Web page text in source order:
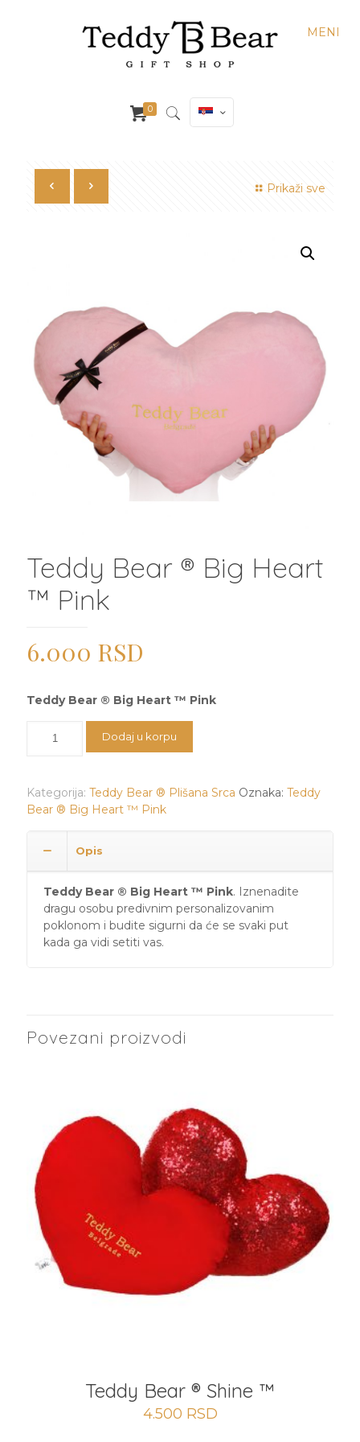
MENI
0
Prikaži sve
Teddy Bear ® Big Heart
™ Pink
6.000 RSD
Teddy Bear ® Big Heart ™ Pink
Bear
Heart
™
količina
Dodaj u korpu
Kategorija: Teddy Bear ® Plišana Srca Oznaka: Teddy
Bear ® Big Heart ™ Pink
Opis
Teddy Bear ® Big Heart ™ Pink. Iznenadite
dragu osobu predivnim personalizovanim
poklonom i budite sigurni da će se svaki put
kada ga vidi setiti vas.
Povezani proizvodi
Teddy Bear ® Shine ™
4.500 RSD